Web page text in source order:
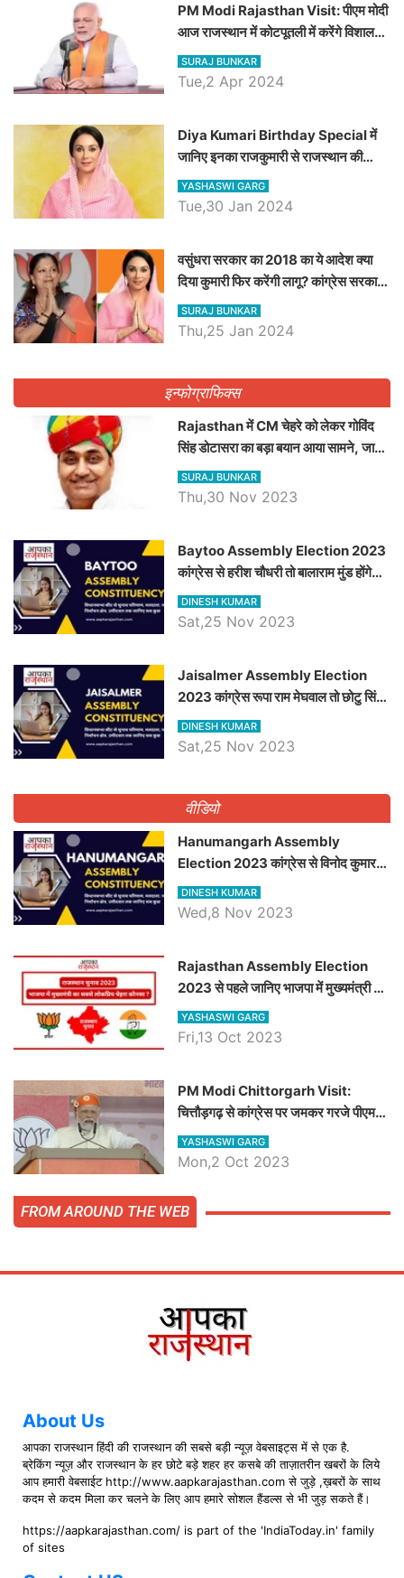
PM Modi Rajasthan Visit: पीएम मोदी
आज राजस्थान में कोटपूतली में करेंगे विशाल
रैली, एक सभा से 8 सीटों पर साधेगें निशाना
SURAJ BUNKAR
Tue,2 Apr 2024
Diya Kumari Birthday Special में
जानिए इनका राजकुमारी से राजस्थान की
डिप्टी सीएम बनने तक का सफर, एक क्लिक में
जाने पूरा जीवन परिचय
YASHASWI GARG
Tue,30 Jan 2024
वसुंधरा सरकार का 2018 का ये आदेश क्या
दिया कुमारी फिर करेंगी लागू? कांग्रेस सरकार
ने किया था निरस्त
SURAJ BUNKAR
Thu,25 Jan 2024
इन्फोग्राफिक्स
Rajasthan में CM चेहरे को लेकर गोविंद
सिंह डोटासरा का बड़ा बयान आया सामने, जानें
विचार
SURAJ BUNKAR
Thu,30 Nov 2023
Baytoo Assembly Election 2023
कांग्रेस से हरीश चौधरी तो बालाराम मुंड होंगे
भाजपा उम्मीदवार, जानिये बायतू विधानसभा
सीट के ताजा समीकरण
DINESH KUMAR
Sat,25 Nov 2023
​​​​​​​Jaisalmer Assembly Election
2023 कांग्रेस रूपा राम मेघवाल तो छोटु सिंह
भाटी होंगे भाजपा उम्मीदवार, जानिये जैसलमेर
विधानसभा सीट के ताजा समीकरण
DINESH KUMAR
Sat,25 Nov 2023
वीडियो
Hanumangarh Assembly
Election 2023 कांग्रेस से विनोद कुमार
चौधरी तो अमित चौधरी होंगे भाजपा उम्मीदवार,
जानिये हनुमानगढ़ विधानसभा सीट के ताजा
DINESH KUMAR
Wed,8 Nov 2023
Rajasthan Assembly Election
2023 से पहले जानिए भाजपा में मुख्यमंत्री का
सबसे लोकप्रिय चेहरा कौनसा ?
YASHASWI GARG
Fri,13 Oct 2023
PM Modi Chittorgarh Visit:
चित्तौड़गढ़ से कांग्रेस पर जमकर गरजे पीएम
मोदी, जाने प्रधानमंत्री के भाषण की बड़ी
बातें, देखें वीडियो
YASHASWI GARG
Mon,2 Oct 2023
FROM AROUND THE WEB
About Us
आपका राजस्थान हिंदी की राजस्थान की सबसे बड़ी न्यूज़ वेबसाइट्स में से एक है.
ब्रेकिंग न्यूज़ और राजस्थान के हर छोटे बड़े शहर हर कसबे की ताज़ातरीन खबरों के लिये
आप हमारी वेबसाईट http://www.aapkarajasthan.com से जुड़े ,ख़बरों के साथ
कदम से कदम मिला कर चलने के लिए आप हमारे सोशल हैंडल्स से भी जुड़ सकते हैं।
https://aapkarajasthan.com/ is part of the 'IndiaToday.in' family
of sites